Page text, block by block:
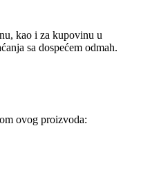
kao i za kupovinu u
sa dospećem odmah.
ovog proizvoda: